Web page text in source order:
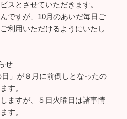
スとさせていただきます。
ですが、10月のあいだ毎日ご
利用いただけるようにいたし
せ
」が８月に前倒しとなったの
す。
ますが、５日火曜日は諸事情
す。